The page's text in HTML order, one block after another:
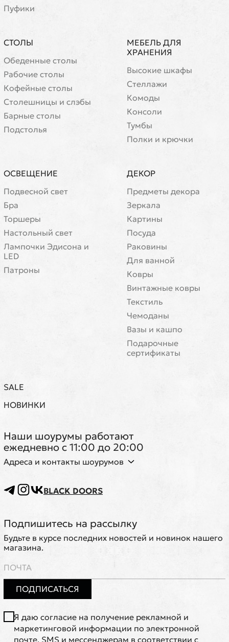
Пуфики
СТОЛЫ
Обеденные столы
Рабочие столы
Кофейные столы
Cтолешницы и слэбы
Барные столы
Подстолья
МЕБЕЛЬ ДЛЯ
ХРАНЕНИЯ
Высокие шкафы
Стеллажи
Комоды
Консоли
Тумбы
Полки и крючки
ОСВЕЩЕНИЕ
Подвесной свет
Бра
Торшеры
Настольный свет
Лампочки Эдисона и
LED
Патроны
ДЕКОР
Предметы декора
Зеркала
Картины
Посуда
Раковины
Для ванной
Ковры
Винтажные ковры
Текстиль
Чемоданы
Вазы и кашпо
Подарочные
сертификаты
SALE
НОВИНКИ
Наши шоурумы работают
ежедневно с 11:00 до 20:00
Адреса и контакты шоурумов
BLACK DOORS
Подпишитесь на рассылку
Будьте в курсе последних новостей и новинок нашего
магазина.
ПОДПИСАТЬСЯ
Я даю согласие на получение рекламной и
маркетинговой информации по электронной
почте, SMS и мессенджерам в соответствии с